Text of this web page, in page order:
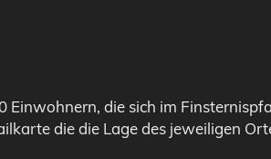
die sich im
die die Lage des jeweiligen